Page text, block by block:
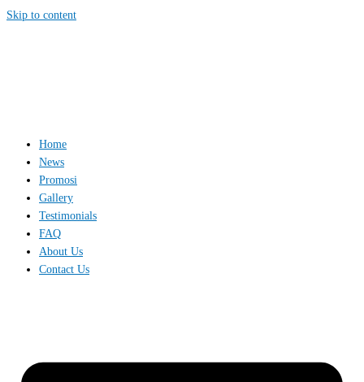
Skip to content
Home
News
Promosi
Gallery
Testimonials
FAQ
About Us
Contact Us